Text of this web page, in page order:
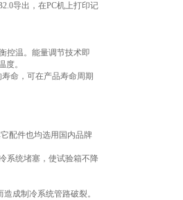
导出，在PC机上打印记
控温。能量调节技术即
。
命，可在产品寿命周期
配件也均选用国内品牌
系统堵塞，使试验箱不降
成制冷系统管路破裂。